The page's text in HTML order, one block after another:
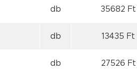
db 35682 Ft
db 13435 Ft
db 27526 Ft